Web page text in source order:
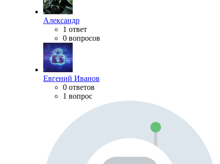
Александр
1 ответ
0 вопросов
Евгений Иванов
0 ответов
1 вопрос